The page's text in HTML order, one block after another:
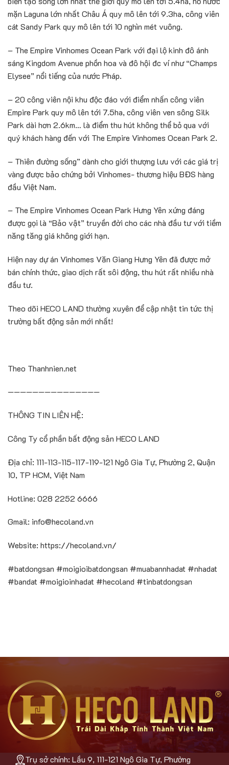
mặn Laguna lớn nhất Châu Á quy mô lên tới 9.3ha, công viên
cát Sandy Park quy mô lên tới 10 nghìn mét vuông.
– The Empire Vinhomes Ocean Park với đại lộ kinh đô ánh
sáng Kingdom Avenue phồn hoa và đô hội đc ví như “Champs
Elysee” nổi tiếng của nước Pháp.
– 20 công viên nội khu độc đáo với điểm nhấn công viên
Empire Park quy mô lên tới 7.5ha, công viên ven sông Silk
Park dài hơn 2.6km… là điểm thu hút không thể bỏ qua với
quý khách hàng đến với The Empire Vinhomes Ocean Park 2.
– Thiên đường sống” dành cho giới thượng lưu với các giá trị
vàng được bảo chứng bởi Vinhomes- thương hiệu BĐS hàng
đầu Việt Nam.
– The Empire Vinhomes Ocean Park Hưng Yên xứng đáng
được gọi là “Bảo vật” truyền đời cho các nhà đầu tư với tiềm
năng tăng giá không giới hạn.
Hiện nay dự án Vinhomes Văn Giang Hưng Yên đã được mở
bán chính thức, giao dịch rất sôi động, thu hút rất nhiều nhà
đầu tư.
Theo dõi HECO LAND thường xuyên để cập nhật tin tức thị
trường bất động sản mới nhất!
Theo Thanhnien.net
———————————————
THÔNG TIN LIÊN HỆ:
Công Ty cổ phần bất động sản HECO LAND
Địa chỉ: 111-113-115-117-119-121 Ngô Gia Tự, Phường 2, Quận
10, TP HCM, Việt Nam
Hotline: 028 2252 6666
Gmail: info@hecoland.vn
Website: https://hecoland.vn/
#batdongsan #moigioibatdongsan #muabannhadat #nhadat
#bandat #moigioinhadat #hecoland #tinbatdongsan
Trụ sở chính: Lầu 9, 111-121 Ngô Gia Tự, Phường